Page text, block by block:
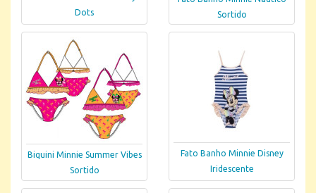
Dots
Sortido
Biquini Minnie Summer Vibes
Sortido
Fato Banho Minnie Disney
Iridescente